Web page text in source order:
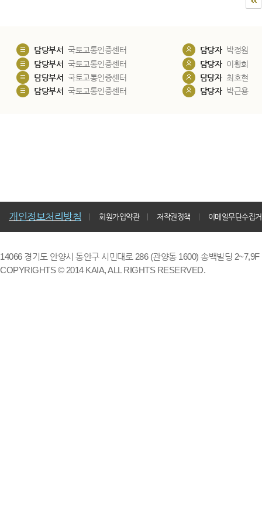
담당부서 국토교통인증센터 담당자 박정원
담당부서 국토교통인증센터 담당자 이황희
담당부서 국토교통인증센터 담당자 최호현
담당부서 국토교통인증센터 담당자 박근용
개인정보처리방침 회원가입약관 저작권정책 이메일무단수집
14066 경기도 안양시 동안구 시민대로 286 (관양동 1600) 송백빌딩
COPYRIGHTS © 2014 KAIA, ALL RIGHTS RESERVED.